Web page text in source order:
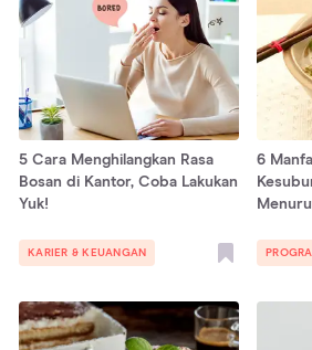
5 Cara Menghilangkan Rasa
Bosan di Kantor, Coba Lakukan
Yuk!
KARIER & KEUANGAN
6